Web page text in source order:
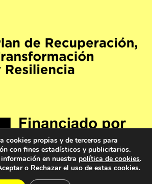
cookies propias y de terceros para
con fines estadísticos y publicitarios.
en nuestra política de cookies.
o Rechazar el uso de estas cookies.